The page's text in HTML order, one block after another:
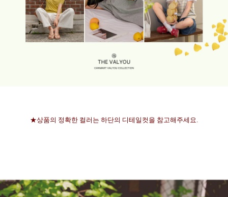
★상품의 정확한 컬러는 하단의 디테일컷을 참고해주세요.